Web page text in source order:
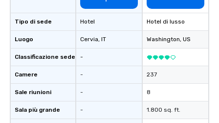
Tipo di sede
Luogo
Classificazione sede
Camere
Sale riunioni
Sala più grande
Hotel
Cervia, IT
-
-
-
-
Hotel di lusso
Washington, US
237
8
1.800 sq. ft.